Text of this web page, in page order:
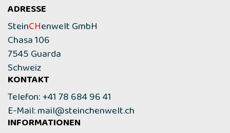
ADRESSE
SteinCHenwelt GmbH
Chasa 106
7545 Guarda
Schweiz
KONTAKT
Telefon: +41 78 684 96 41
E-Mail:mail@steinchenwelt.ch
INFORMATIONEN